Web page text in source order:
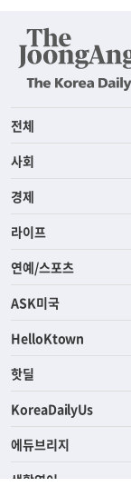
전체
사회
경제
라이프
연예/스포츠
ASK미국
HelloKtown
핫딜
KoreaDailyUs
에듀브리지
생활영어